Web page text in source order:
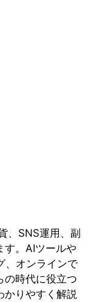
、SNS運用、副
す。AIツールや
、オンラインで
の時代に役立つ
かりやすく解説